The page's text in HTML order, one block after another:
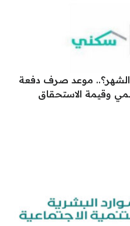
الشهر؟.. موعد صرف دفعة
الرسمي وقيمة الاستحقاق